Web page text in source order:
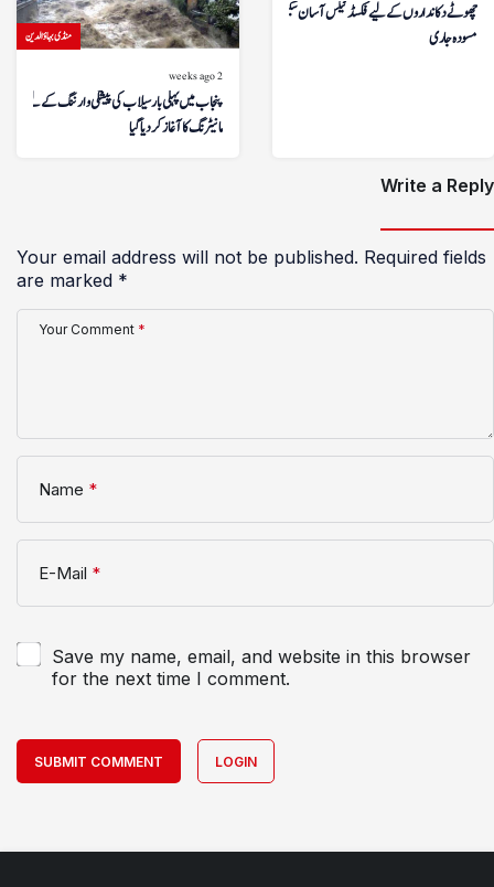
منڈی بہاؤالدین
2 weeks ago
پنجاب میں پہلی بار سیلاب کی پیشگی وارننگ کے لیے
مانیٹرنگ کا آغاز کر دیا گیا
چھوٹے دکانداروں کے لیے فکسڈ ٹیکس آسان سکیم کا
مسودہ جاری
Write a Reply
Your email address will not be published. Required fields
are marked *
Your Comment *
Name *
E-Mail *
Save my name, email, and website in this browser
for the next time I comment.
SUBMIT COMMENT LOGIN